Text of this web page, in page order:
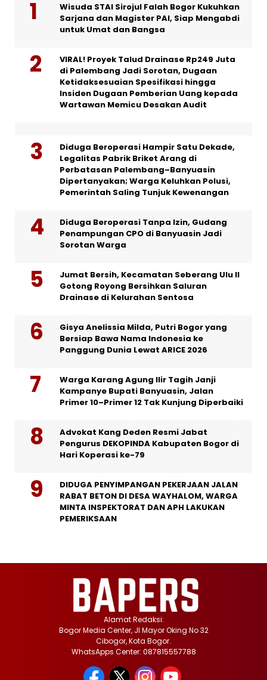
Wisuda STAI Sirojul Falah Bogor Kukuhkan
Sarjana dan Magister PAI, Siap Mengabdi
untuk Umat dan Bangsa
VIRAL! Proyek Talud Drainase Rp249 Juta
di Palembang Jadi Sorotan, Dugaan
Ketidaksesuaian Spesifikasi hingga
Insiden Dugaan Pemberian Uang kepada
Wartawan Memicu Desakan Audit
Diduga Beroperasi Hampir Satu Dekade,
Legalitas Pabrik Briket Arang di
Perbatasan Palembang–Banyuasin
Dipertanyakan; Warga Keluhkan Polusi,
Pemerintah Saling Tunjuk Kewenangan
Diduga Beroperasi Tanpa Izin, Gudang
Penampungan CPO di Banyuasin Jadi
Sorotan Warga
Jumat Bersih, Kecamatan Seberang Ulu II
Gotong Royong Bersihkan Saluran
Drainase di Kelurahan Sentosa
Gisya Anelissia Milda, Putri Bogor yang
Bersiap Bawa Nama Indonesia ke
Panggung Dunia Lewat ARICE 2026
Warga Karang Agung Ilir Tagih Janji
Kampanye Bupati Banyuasin, Jalan
Primer 10–Primer 12 Tak Kunjung Diperbaiki
Advokat Kang Deden Resmi Jabat
Pengurus DEKOPINDA Kabupaten Bogor di
Hari Koperasi ke-79
DIDUGA PENYIMPANGAN PEKERJAAN JALAN
RABAT BETON DI DESA WAYHALOM, WARGA
MINTA INSPEKTORAT DAN APH LAKUKAN
PEMERIKSAAN
Alamat Redaksi:
Bogor Media Center, Jl Mayor Oking No 32
Cibogor, Kota Bogor.
WhatsApps Center: 087815557788